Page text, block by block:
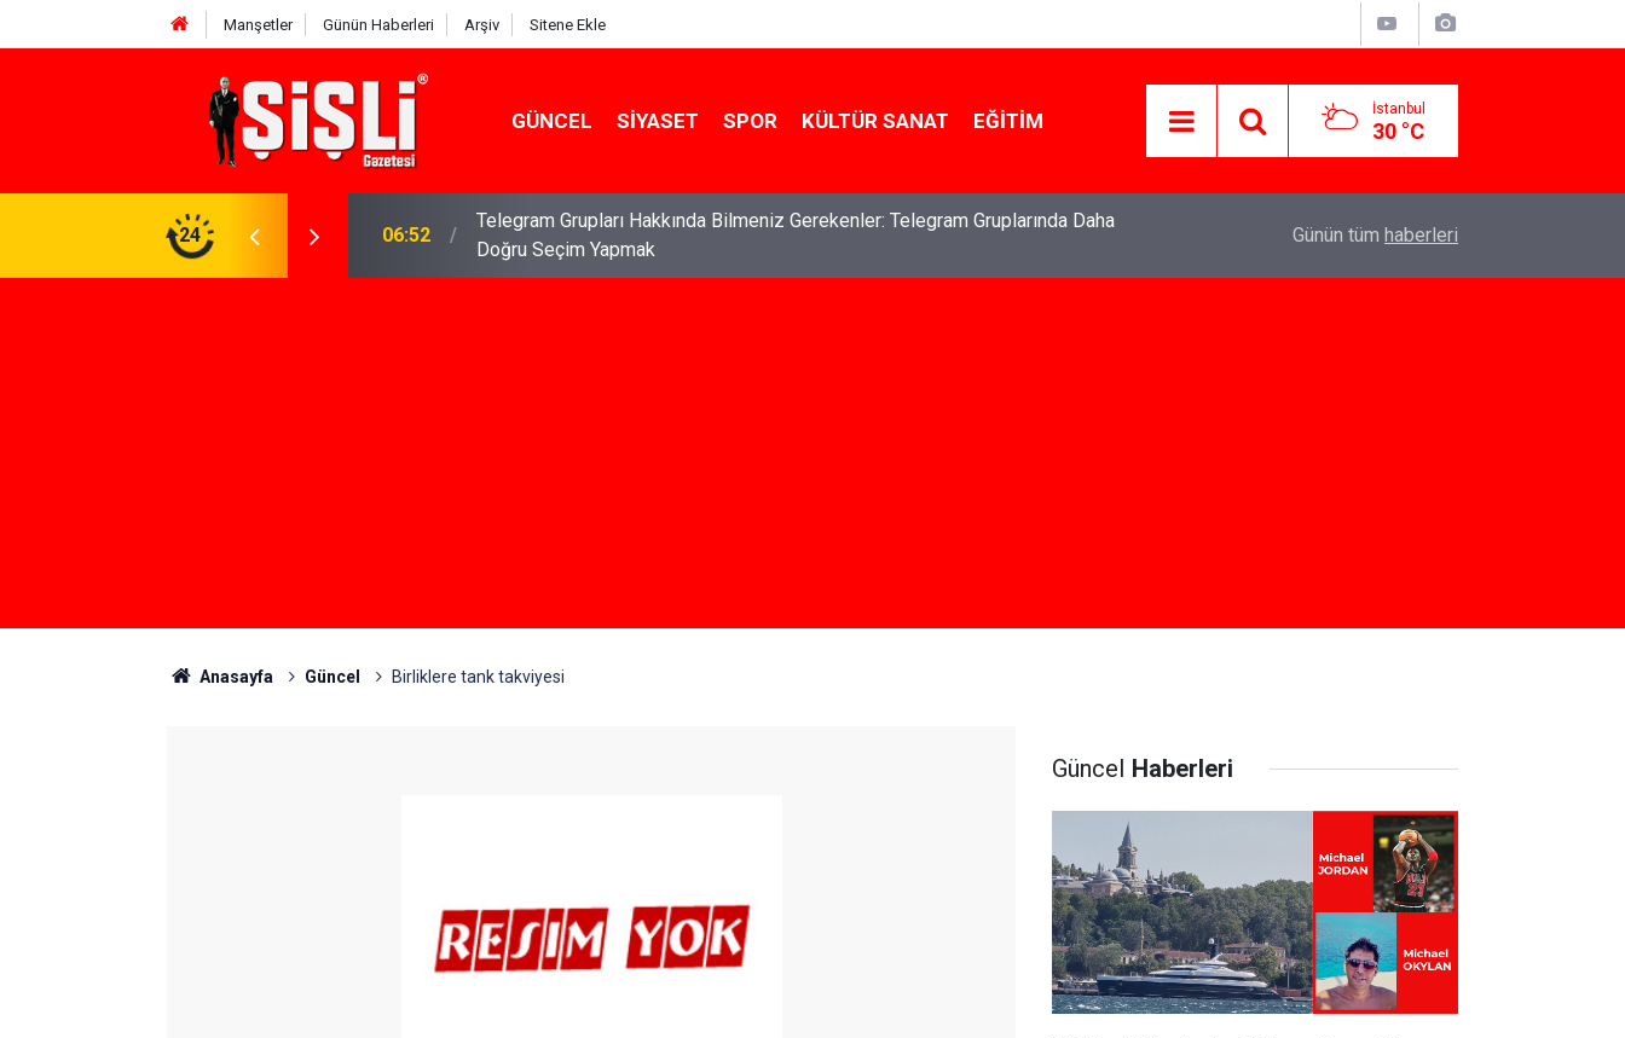
Manşetler Günün Haberleri Arşiv Sitene Ekle
GÜNCEL SIYASET SPOR KÜLTÜR SANAT EĞITIM İstanbul
30 °C
24
Gerekenler: Telegram Gruplarında Daha
04:43 İş Davaları: Haklarınızı Bilmek ve Koruma Altına Almak Özlem Drahyalı Kimdir, Nereli ve Kaç
Günün tüm haberleri
Anasayfa Güncel Birliklere tank takviyesi
Güncel Haberleri